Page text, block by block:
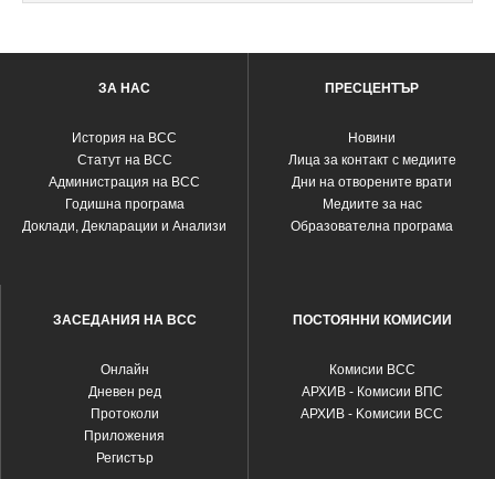
ЗА НАС
История на ВСС
Статут на ВСС
Администрация на ВСС
Годишна програма
Доклади, Декларации и Анализи
ПРЕСЦЕНТЪР
Новини
Лица за контакт с медиите
Дни на отворените врати
Медиите за нас
Образователна програма
ЗАСЕДАНИЯ НА ВСС
Oнлайн
Дневен ред
Протоколи
Приложения
Регистър
ПОСТОЯННИ КОМИСИИ
Комисии ВСС
АРХИВ - Комисии ВПС
АРХИВ - Kомисии ВСС